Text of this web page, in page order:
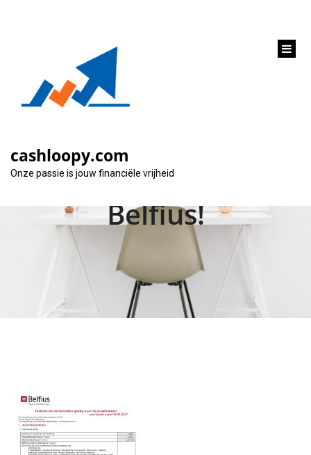
cashloopy.com
Onze passie is jouw financiële vrijheid
Hypotheeklening op
maat: Ontdek de
mogelijkheden bij
Belfius!